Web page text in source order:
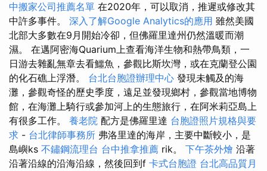
中搬家公司推薦名單 在2020年，可以取消，推遲或修改其
中許多事件。 深入了解Google Analytics的應用 雖然美國
北部大多數在9月開始冷卻，但佛羅里達州仍然溫暖而潮
濕。 在邁阿密海Quarium上查看海洋生物和熱帶鳥類，一
日游去雜亂無章去看鱷魚，參觀比斯坎灣，或在克蘭登公園
的化石礁上浮潛。 台北台胞證辦理中心 發現未觸及的海
灘，參觀奇怪的歷史季度，遠足並發現鄉村，參觀當地博物
館，在海灘上騎行或參加河上的生態旅行，在阿米莉亞島上
有很多工作。 養老院 配方是佛羅里達 台胞證照片規格與要
求 - 台北律師事務所 弗洛里達的海岸，主要中斷較小，是
島嶼ks 不鏽鋼流理台 台中推拿推薦 rik。 下午茶外燴 沿著
沿著沿線的沿海沿線，然後回到f 卡式台胞證 台北高品質月